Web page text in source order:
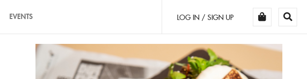
EVENTS LOG IN / SIGN UP